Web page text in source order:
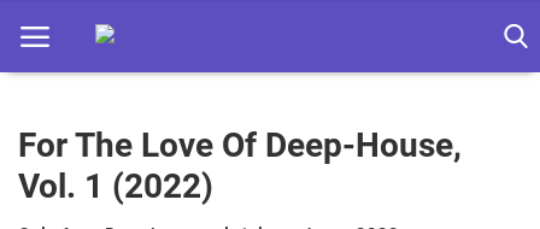
Home
Apps
For The Love Of Deep-House,
Vol. 1 (2022)